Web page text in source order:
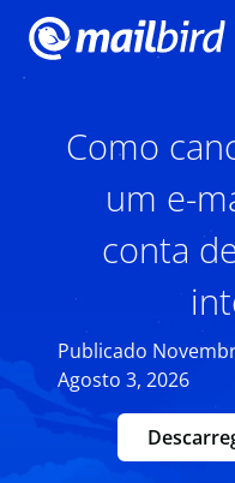
Como
um e-
conta
Publicado
Agosto 3, 2026